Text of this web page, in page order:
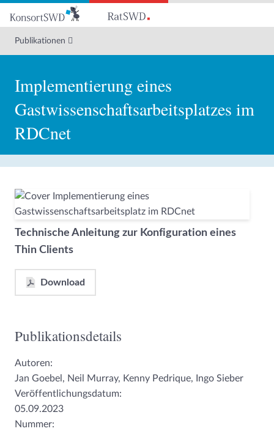
Hauptinhalt
Publikationen
Implementierung eines
Gastwissenschaftsarbeitsplatzes im
RDCnet
Technische Anleitung zur Konfiguration eines
Thin Clients
Download
Publikationsdetails
Autoren:
Jan Goebel, Neil Murray, Kenny Pedrique, Ingo Sieber
Veröffentlichungsdatum:
05.09.2023
Nummer: